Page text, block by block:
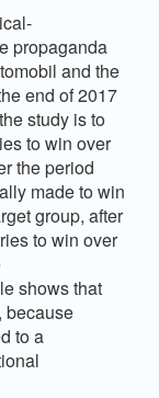
propaganda
and the
end of 2017
study is to
to win over
the period
made to win
group, after
to win over
shows that
because
to a